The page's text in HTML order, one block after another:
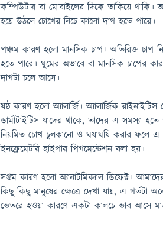
কম্পিউটার বা মোবাইলের দিকে তাকিয়ে
হয়ে উঠলে চোখের নিচে কালো দাগ হতে পারে।
পঞ্চম কারণ হলো মানসিক চাপ। অতিরিক্ত চাপ
হতে পারে। ঘুমের অভাবে বা মানসিক চাপের
দাগটা চলে আসে।
ষষ্ঠ কারণ হলো অ্যালার্জি। অ্যালার্জিক
ডার্মাটাইটিস যাদের থাকে, তাদের এ সমস্যা
নিয়মিত চোখ চুলকানো ও ঘষাঘষি করার ফলে এ
ইনফ্লেমেটরি হাইপার পিগমেন্টেশন বলা হয়।
সপ্তম কারণ হলো অ্যানাটমিক্যাল ডিফেক্ট।
কিছু কিছু মানুষের ক্ষেত্রে দেখা যায়, এ গর্তটা
ভেতরে হওয়া কারণে একটা কালচে ভাব আসে